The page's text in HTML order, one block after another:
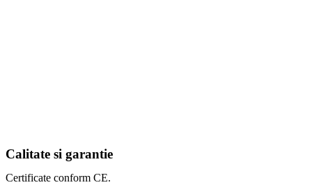
Calitate si garantie
Certificate conform CE.